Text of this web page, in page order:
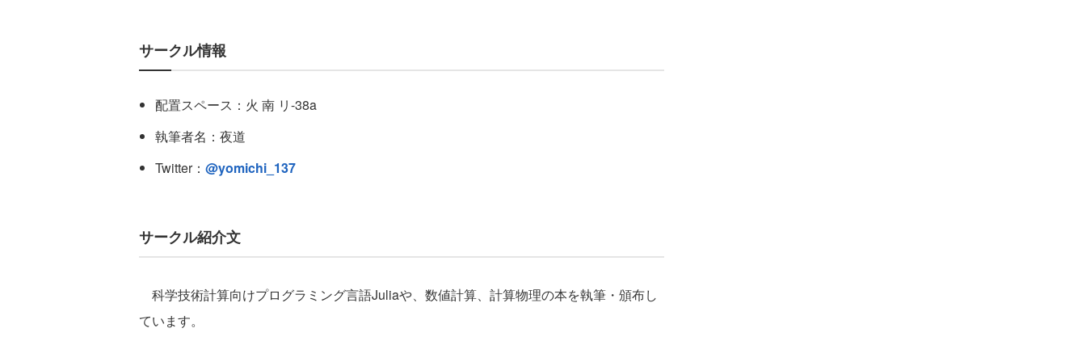
サークル情報
配置スペース：火 南 リ-38a
執筆者名：夜道
Twitter： @yomichi_137
サークル紹介文
科学技術計算向けプログラミング言語Juliaや、数値計算、計算物理の本を執筆・頒布し
ています。